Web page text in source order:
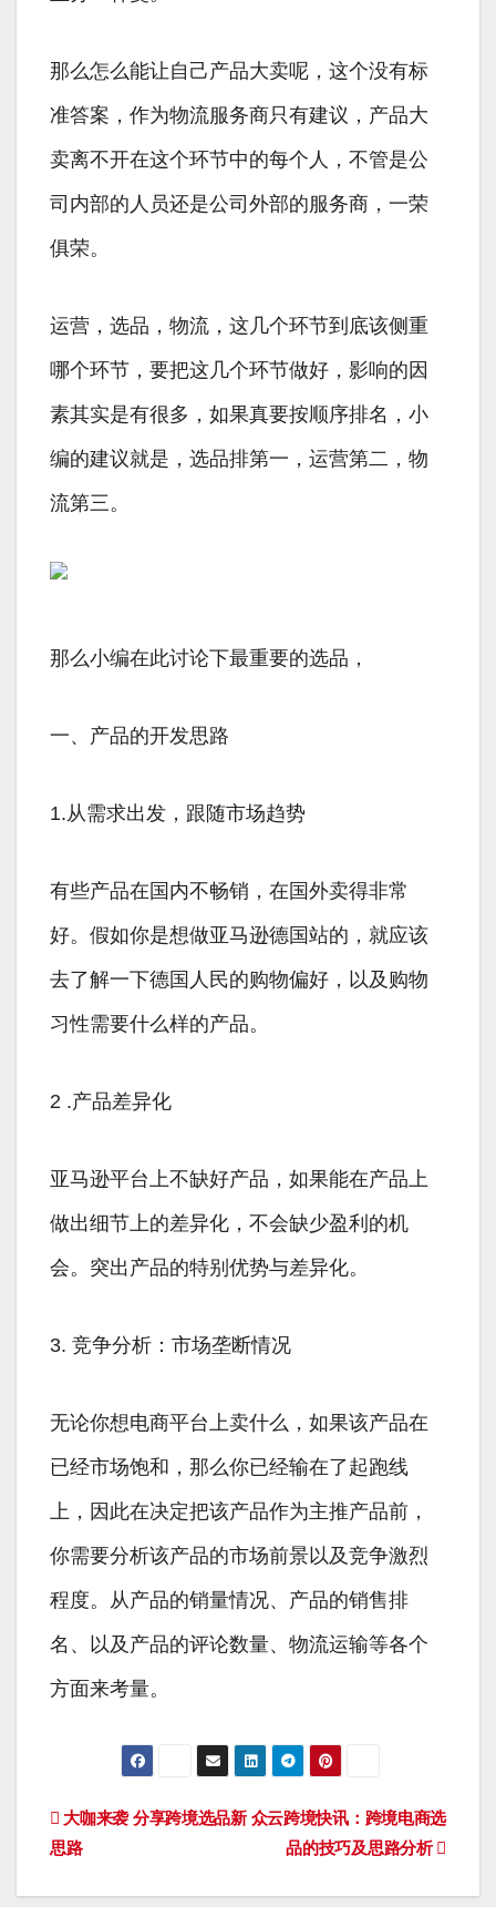
那么怎么能让自己产品大卖呢，这个没有标
准答案，作为物流服务商只有建议，产品大
卖离不开在这个环节中的每个人，不管是公
司内部的人员还是公司外部的服务商，一荣
俱荣。
运营，选品，物流，这几个环节到底该侧重
哪个环节，要把这几个环节做好，影响的因
素其实是有很多，如果真要按顺序排名，小
编的建议就是，选品排第一，运营第二，物
流第三。
那么小编在此讨论下最重要的选品，
一、产品的开发思路
1.从需求出发，跟随市场趋势
有些产品在国内不畅销，在国外卖得非常
好。假如你是想做亚马逊德国站的，就应该
去了解一下德国人民的购物偏好，以及购物
习性需要什么样的产品。
2 .产品差异化
亚马逊平台上不缺好产品，如果能在产品上
做出细节上的差异化，不会缺少盈利的机
会。突出产品的特别优势与差异化。
3. 竞争分析：市场垄断情况
无论你想电商平台上卖什么，如果该产品在
已经市场饱和，那么你已经输在了起跑线
上，因此在决定把该产品作为主推产品前，
你需要分析该产品的市场前景以及竞争激烈
程度。从产品的销量情况、产品的销售排
名、以及产品的评论数量、物流运输等各个
方面来考量。
文
章
众云跨境快讯：跨境电商选
品的技巧及思路分析
大咖来袭 分享跨境选品新
思路